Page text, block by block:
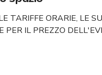
TARIFFE ORARIE, LE
PER IL PREZZO
è ideale per tutti i
e a Tulum.